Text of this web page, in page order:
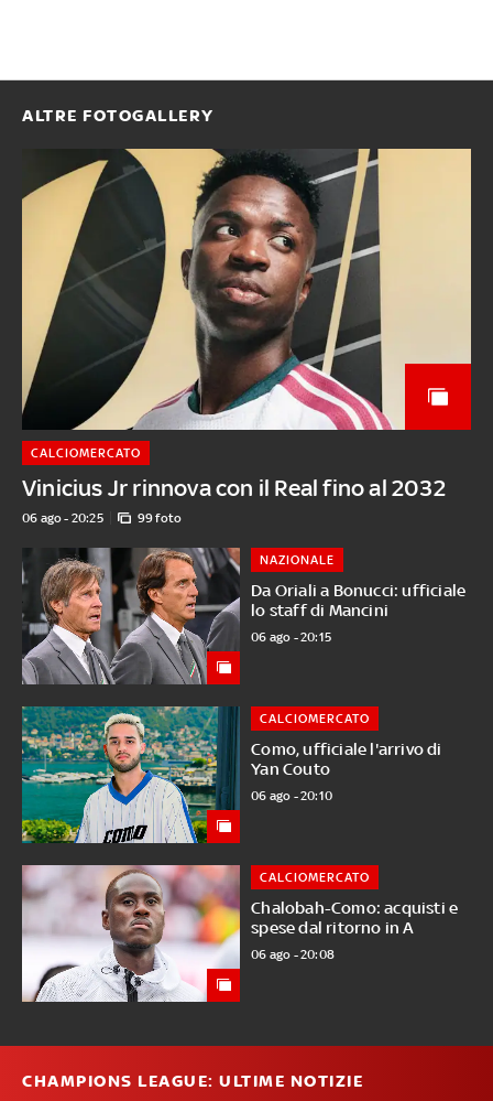
ALTRE FOTOGALLERY
Vinicius Jr rinnova con il Real fino al 2032
CALCIOMERCATO
06 ago - 20:25 99 foto
Da Oriali a Bonucci: ufficiale
lo staff di Mancini
NAZIONALE
06 ago - 20:15
Como, ufficiale l'arrivo di
Yan Couto
CALCIOMERCATO
06 ago - 20:10
Chalobah-Como: acquisti e
spese dal ritorno in A
CALCIOMERCATO
06 ago - 20:08
CHAMPIONS LEAGUE: ULTIME NOTIZIE